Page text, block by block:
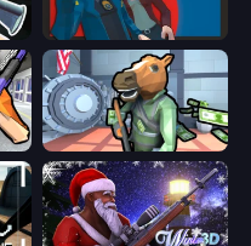
Max vs Gangsters
Bank Robbery